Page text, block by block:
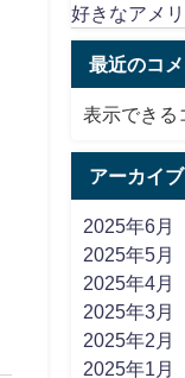
好きなアメ
最近のコメ
表示できる
アーカイブ
2025年6月
2025年5月
2025年4月
2025年3月
2025年2月
2025年1月